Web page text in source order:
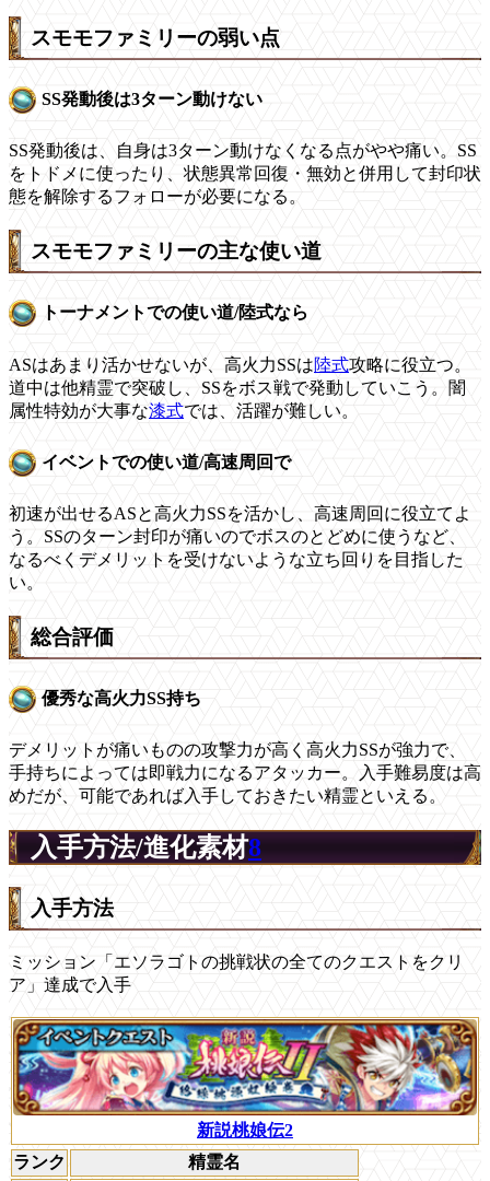
スモモファミリーの弱い点
SS発動後は3ターン動けない
SS発動後は、自身は3ターン動けなくなる点がやや痛い。SS
をトドメに使ったり、状態異常回復・無効と併用して封印状
態を解除するフォローが必要になる。
スモモファミリーの主な使い道
トーナメントでの使い道/陸式なら
ASはあまり活かせないが、高火力SSは陸式攻略に役立つ。
道中は他精霊で突破し、SSをボス戦で発動していこう。闇
属性特効が大事な漆式では、活躍が難しい。
イベントでの使い道/高速周回で
初速が出せるASと高火力SSを活かし、高速周回に役立てよ
う。SSのターン封印が痛いのでボスのとどめに使うなど、
なるべくデメリットを受けないような立ち回りを目指した
い。
総合評価
優秀な高火力SS持ち
デメリットが痛いものの攻撃力が高く高火力SSが強力で、
手持ちによっては即戦力になるアタッカー。入手難易度は高
めだが、可能であれば入手しておきたい精霊といえる。
入手方法/進化素材8
入手方法
ミッション「エソラゴトの挑戦状の全てのクエストをクリ
ア」達成で入手
新説桃娘伝2
ランク
精霊名